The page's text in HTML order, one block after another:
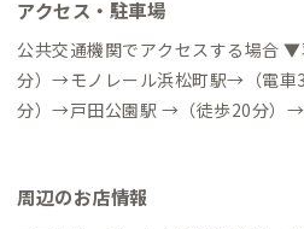
アクセス・駐車場
公共交通機関でアクセスする場合 ▼羽田空港から →（電車15
分）→モノレール浜松町駅→（電
分）→戸田公園駅 →（徒歩20分）→到着 ▼東京
20分）→到着 自動車でアクセスする場合 ▼羽田空港から →
周辺のお店情報